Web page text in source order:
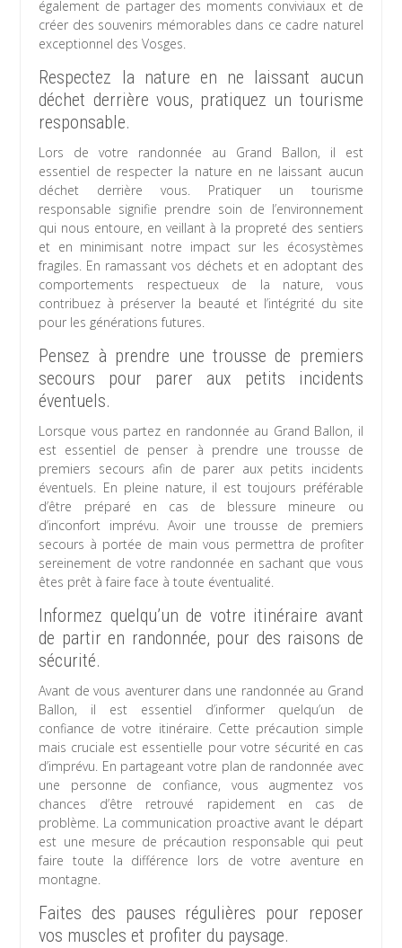
également de partager des moments conviviaux et de
créer des souvenirs mémorables dans ce cadre naturel
exceptionnel des Vosges.
Respectez la nature en ne laissant aucun
déchet derrière vous, pratiquez un tourisme
responsable.
Lors de votre randonnée au Grand Ballon, il est
essentiel de respecter la nature en ne laissant aucun
déchet derrière vous. Pratiquer un tourisme
responsable signifie prendre soin de l’environnement
qui nous entoure, en veillant à la propreté des sentiers
et en minimisant notre impact sur les écosystèmes
fragiles. En ramassant vos déchets et en adoptant des
comportements respectueux de la nature, vous
contribuez à préserver la beauté et l’intégrité du site
pour les générations futures.
Pensez à prendre une trousse de premiers
secours pour parer aux petits incidents
éventuels.
Lorsque vous partez en randonnée au Grand Ballon, il
est essentiel de penser à prendre une trousse de
premiers secours afin de parer aux petits incidents
éventuels. En pleine nature, il est toujours préférable
d’être préparé en cas de blessure mineure ou
d’inconfort imprévu. Avoir une trousse de premiers
secours à portée de main vous permettra de profiter
sereinement de votre randonnée en sachant que vous
êtes prêt à faire face à toute éventualité.
Informez quelqu’un de votre itinéraire avant
de partir en randonnée, pour des raisons de
sécurité.
Avant de vous aventurer dans une randonnée au Grand
Ballon, il est essentiel d’informer quelqu’un de
confiance de votre itinéraire. Cette précaution simple
mais cruciale est essentielle pour votre sécurité en cas
d’imprévu. En partageant votre plan de randonnée avec
une personne de confiance, vous augmentez vos
chances d’être retrouvé rapidement en cas de
problème. La communication proactive avant le départ
est une mesure de précaution responsable qui peut
faire toute la différence lors de votre aventure en
montagne.
Faites des pauses régulières pour reposer
vos muscles et profiter du paysage.